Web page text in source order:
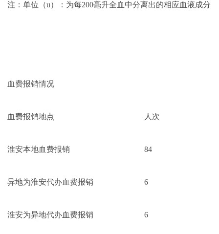
注：单位（u）：为每200毫升全血中分离出的相应血液成分
血费报销情况
血费报销地点 人次
淮安本地血费报销 84
异地为淮安代办血费报销 6
淮安为异地代办血费报销 6